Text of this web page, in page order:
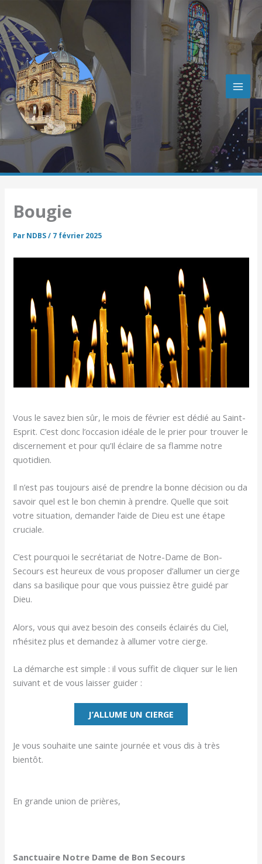
au
contenu
Bougie
ParNDBS/ 7 février 2025
Vous le savez bien sûr, le mois de février est dédié au Saint-
Esprit. C’est donc l’occasion idéale de le prier pour trouver le
discernement et pour qu’Il éclaire de sa flamme notre
quotidien.
Il n’est pas toujours aisé de prendre la bonne décision ou da
savoir quel est le bon chemin à prendre. Quelle que soit
votre situation, demander l’aide de Dieu est une étape
cruciale.
C’est pourquoi le secrétariat de Notre-Dame de Bon-
Secours est heureux de vous proposer d’allumer un cierge
dans sa basilique pour que vous puissiez être guidé par
Dieu.
Alors, vous qui avez besoin des conseils éclairés du Ciel,
n’hésitez plus et demandez à allumer votre cierge.
La démarche est simple : il vous suffit de cliquer sur le lien
suivant et de vous laisser guider :
J’ALLUME UN CIERGE
Je vous souhaite une sainte journée et vous dis à très
bientôt.
En grande union de prières,
Sanctuaire Notre Dame de Bon Secours
e
c
h
e
r
c
h
e